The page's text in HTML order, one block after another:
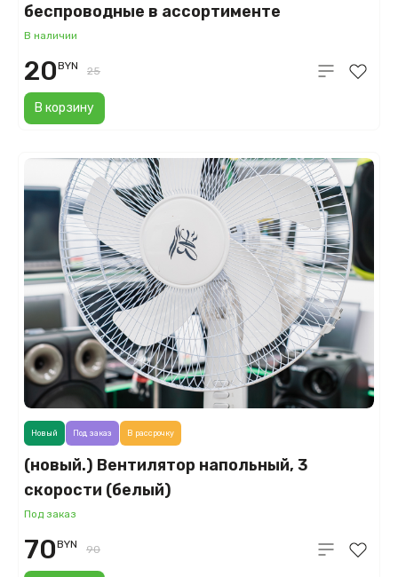
беспроводные в ассортименте
В наличии
В корзину
20BYN 25
(новый.) Вентилятор напольный, 3
скорости (белый)
Под заказ
Новый Под заказ В рассрочку
70BYN 90